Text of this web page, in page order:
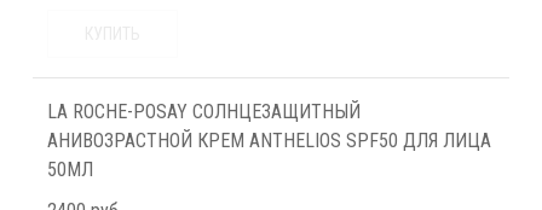
LA ROCHE-POSAY СОЛНЦЕЗАЩИТНЫЙ
АНИВОЗРАСТНОЙ КРЕМ ANTHELIOS SPF50 ДЛЯ ЛИЦА
50МЛ